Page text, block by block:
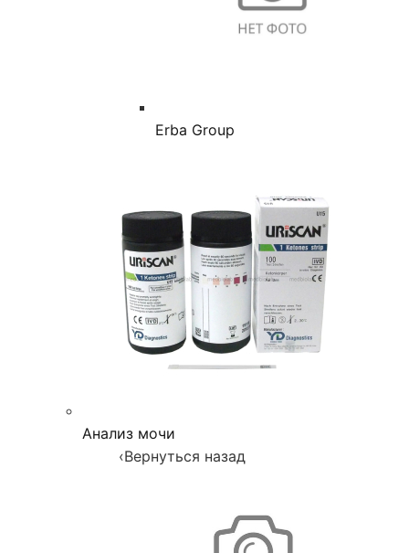
Erba Group
Анализ мочи
‹Вернуться назад